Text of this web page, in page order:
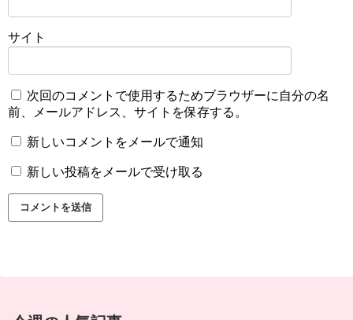
サイト
次回のコメントで使用するためブラウザーに自分の名
前、メールアドレス、サイトを保存する。
新しいコメントをメールで通知
新しい投稿をメールで受け取る